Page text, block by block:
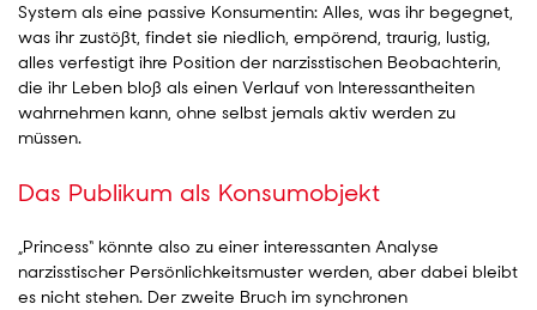
System als eine passive Konsumentin: Alles, was ihr begegnet,
was ihr zustößt, findet sie niedlich, empörend, traurig, lustig,
alles verfestigt ihre Position der narzisstischen Beobachterin,
die ihr Leben bloß als einen Verlauf von Interessantheiten
wahrnehmen kann, ohne selbst jemals aktiv werden zu
müssen.
Das Publikum als Konsumobjekt
„Princess“ könnte also zu einer interessanten Analyse
narzisstischer Persönlichkeitsmuster werden, aber dabei bleibt
es nicht stehen. Der zweite Bruch im synchronen